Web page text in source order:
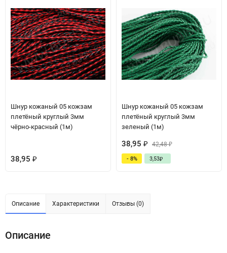
Шнур кожаный 05 кожзам
плетёный круглый 3мм
чёрно-красный (1м)
38,95 ₽
Шнур кожаный 05 кожзам
плетёный круглый 3мм
зеленый (1м)
38,95 ₽ 42,48₽
- 8% 3,53₽
Описание Характеристики Отзывы (0)
Описание